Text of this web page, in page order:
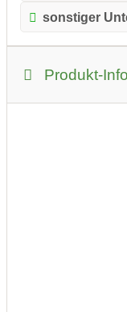
sonstiger
Produkt-